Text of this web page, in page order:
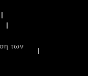
των